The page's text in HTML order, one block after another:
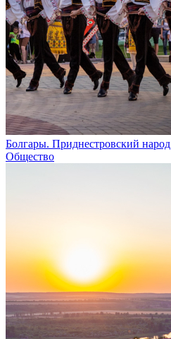
Болгары. Приднестровский народ
Общество